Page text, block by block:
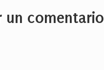
un comentario